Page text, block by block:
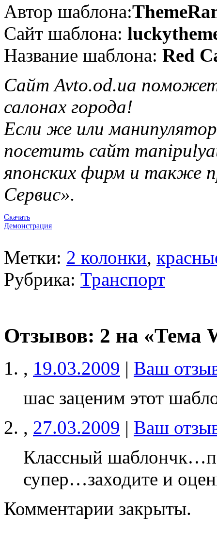
Автор шаблона:
Сайт шаблона:
Название шаблона: Red
Сайт Avto.od.ua
салонах города!
Если же или
посетить сайт
японских фирм и также
Сервис».
Скачать
Демонстрация
Метки: 2 колонки,
Рубрика: Транспорт
Отзывов: 2 на «Тема
, 19.03.2009 | Ваш
шас заценим этот
, 27.03.2009 | Ваш
Классный
супер…заходите и
Комментарии закрыты.